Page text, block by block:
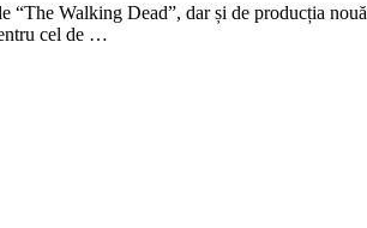
“The Walking Dead”, dar și de producția
cel de …